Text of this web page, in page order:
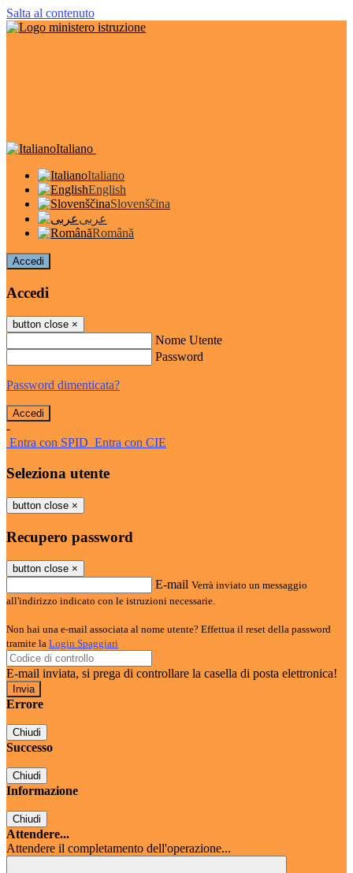
Salta al contenuto
Italiano
Italiano
English
Slovenščina
عربى
Română
Accedi
Accedi
button close ×
Nome Utente
Password
Password dimenticata?
-
Entra con SPID Entra con CIE
Seleziona utente
button close ×
Recupero password
button close ×
E-mail Verrà inviato un messaggio
all'indirizzo indicato con le istruzioni necessarie.
Non hai una e-mail associata al nome utente? Effettua il reset della password
tramite la Login Spaggiari
E-mail inviata, si prega di controllare la casella di posta elettronica!
Errore
Chiudi
Successo
Chiudi
Informazione
Chiudi
Attendere...
Attendere il completamento dell'operazione...